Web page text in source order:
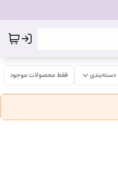
دسته‌بندی فقط محصولات موجود